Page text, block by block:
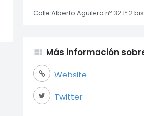
Calle Alberto Aguilera nº 32 1º 2
view_module Más información
Website
Twitter